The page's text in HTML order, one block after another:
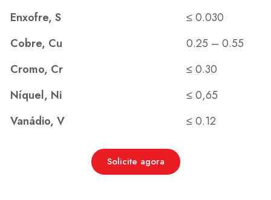
Enxofre, S
≤ 0.030
Cobre, Cu
0.25 – 0.55
Cromo, Cr
≤ 0.30
Níquel, Ni
≤ 0,65
Vanádio, V
≤ 0.12
Solicite agora